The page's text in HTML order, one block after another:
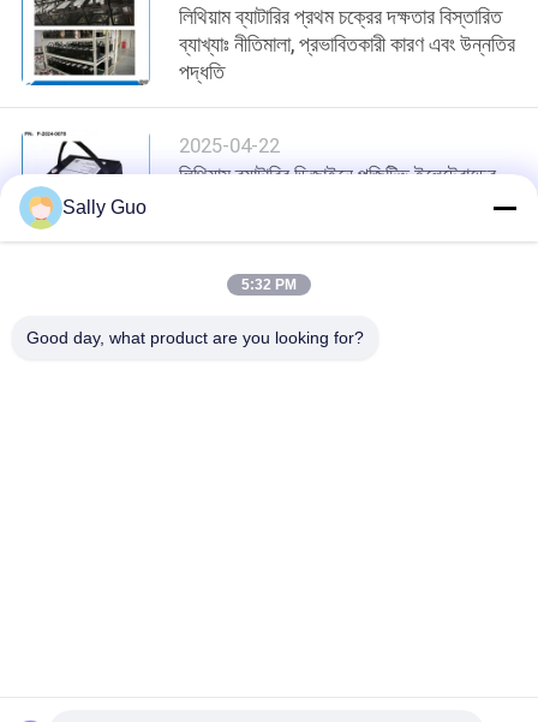
লিথিয়াম ব্যাটারির প্রথম চক্রের দক্ষতার বিস্তারিত
ব্যাখ্যাঃ নীতিমালা, প্রভাবিতকারী কারণ এবং উন্নতির
পদ্ধতি
2025-04-22
লিথিয়াম ব্যাটারির ডিজাইনে পজিটিভ ইলেক্ট্রোডের
চেয়ে নেগেটিভ ইলেক্ট্রোডের শীট কেন বেশি থাকে?
Sally Guo
5:32 PM
Good day, what product are you looking for?